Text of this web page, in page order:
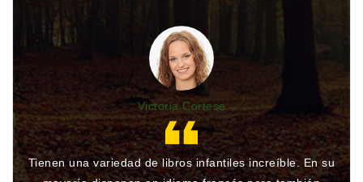
Victoria Cortese
Tienen una variedad de libros infantiles increíble. En su